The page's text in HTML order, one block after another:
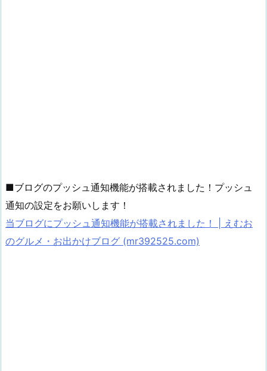
■ブログのプッシュ通知機能が搭載されました！プッシュ
通知の設定をお願いします！
当ブログにプッシュ通知機能が搭載されました！ | えむお
のグルメ・お出かけブログ (mr392525.com)